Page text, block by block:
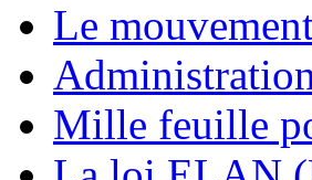
Le
Mille feuille